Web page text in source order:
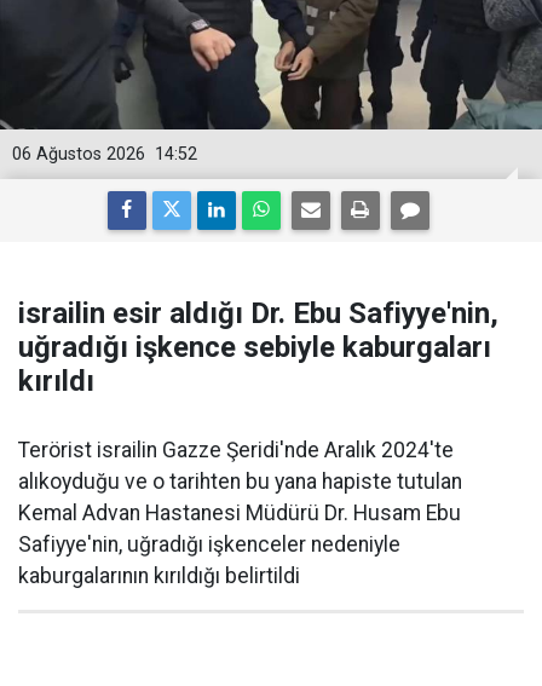
14:52
06 Ağustos 2026
israilin esir aldığı Dr. Ebu Safiyye'nin,
uğradığı işkence sebiyle kaburgaları
kırıldı
Terörist israilin Gazze Şeridi'nde Aralık 2024'te
alıkoyduğu ve o tarihten bu yana hapiste tutulan
Kemal Advan Hastanesi Müdürü Dr. Husam Ebu
Safiyye'nin, uğradığı işkenceler nedeniyle
kaburgalarının kırıldığı belirtildi